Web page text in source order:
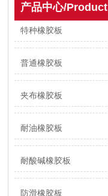
产品中心/Product
特种橡胶板
普通橡胶板
夹布橡胶板
耐油橡胶板
耐酸碱橡胶板
防滑橡胶板